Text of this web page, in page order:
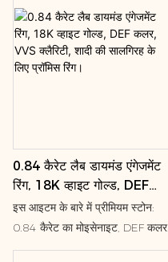
गोल्ड में उपलब्ध यह रिंग किसी भी अवसर
के लिए क्लासिक परिष्कार का आधुनिक
रूप प्रस्तुत करती है।
0.84 कैरेट लैब डायमंड एंगेजमेंट
रिंग, 18K व्हाइट गोल्ड, DEF
कलर, VVS क्लैरिटी, शादी की
सालगिरह के लिए प्रॉमिस रिंग।
इस आइटम के बारे में प्रीमियम स्टोन:
0.84 कैरेट का मोइसेनाइट, DEF कलर
ग्रेड और VVS क्लैरिटी रेटिंग के साथ,